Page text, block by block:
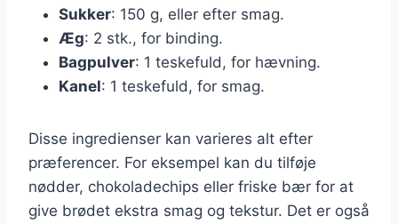
Sukker: 150 g, eller efter smag.
Æg: 2 stk., for binding.
Bagpulver: 1 teskefuld, for hævning.
Kanel: 1 teskefuld, for smag.
Disse ingredienser kan varieres alt efter
præferencer. For eksempel kan du tilføje
nødder, chokoladechips eller friske bær for at
give brødet ekstra smag og tekstur. Det er også